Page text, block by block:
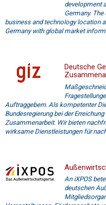
development
Germany.
business and technology location
Germany with global market
Deutsche
Auftraggebern. Als kompetenter
Bundesregierung bei der
Zusammenarbeit. Wir bieten
wirksame Dienstleistungen für
An iXPOS
deutschen